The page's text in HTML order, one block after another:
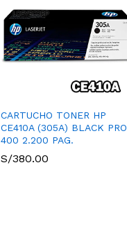
CARTUCHO TONER HP
CE410A (305A) BLACK PRO
400 2.200 PAG.
S/380.00